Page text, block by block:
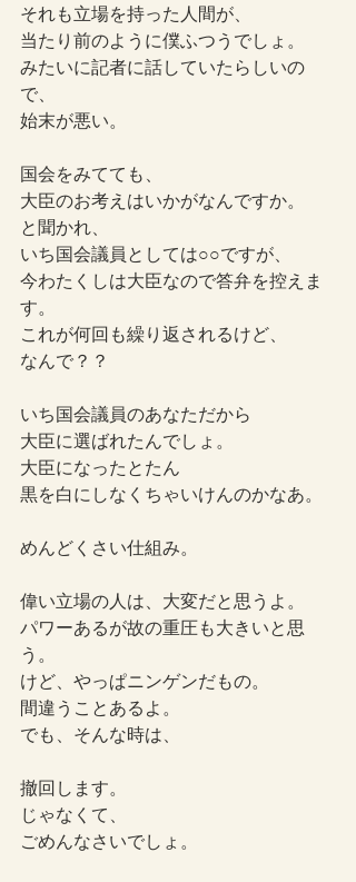
それも立場を持った人間が、
当たり前のように僕ふつうでしょ。
みたいに記者に話していたらしいの
で、
始末が悪い。
国会をみてても、
大臣のお考えはいかがなんですか。
と聞かれ、
いち国会議員としては○○ですが、
今わたくしは大臣なので答弁を控えま
す。
これが何回も繰り返されるけど、
なんで？？
いち国会議員のあなただから
大臣に選ばれたんでしょ。
大臣になったとたん
黒を白にしなくちゃいけんのかなあ。
めんどくさい仕組み。
偉い立場の人は、大変だと思うよ。
パワーあるが故の重圧も大きいと思
う。
けど、やっぱニンゲンだもの。
間違うことあるよ。
でも、そんな時は、
撤回します。
じゃなくて、
ごめんなさいでしょ。